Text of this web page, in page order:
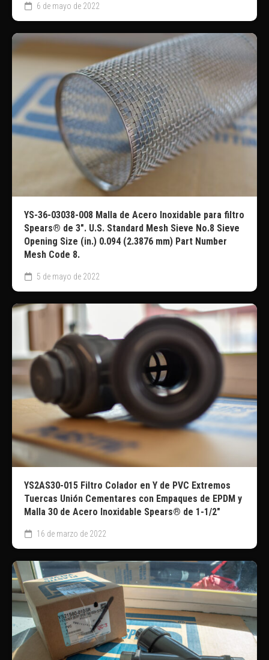
6 de mayo de 2022
YS-36-03038-008 Malla de Acero Inoxidable para filtro
Spears® de 3″. U.S. Standard Mesh Sieve No.8 Sieve
Opening Size (in.) 0.094 (2.3876 mm) Part Number
Mesh Code 8.
5 de mayo de 2022
YS2AS30-015 Filtro Colador en Y de PVC Extremos
Tuercas Unión Cementares con Empaques de EPDM y
Malla 30 de Acero Inoxidable Spears® de 1-1/2″
16 de marzo de 2022